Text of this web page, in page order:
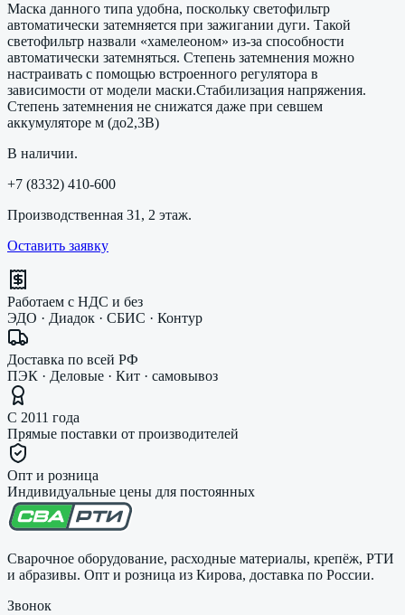
Маска данного типа удобна, поскольку светофильтр
автоматически затемняется при зажигании дуги. Такой
светофильтр назвали «хамелеоном» из-за способности
автоматически затемняться. Степень затемнения можно
настраивать с помощью встроенного регулятора в
зависимости от модели маски.Стабилизация напряжения.
Степень затемнения не снижатся даже при севшем
аккумуляторе м (до2,3В)
В наличии.
+7 (8332) 410-600
Производственная 31, 2 этаж.
Оставить заявку
Работаем с НДС и без
ЭДО · Диадок · СБИС · Контур
Доставка по всей РФ
ПЭК · Деловые · Кит · самовывоз
С 2011 года
Прямые поставки от производителей
Опт и розница
Индивидуальные цены для постоянных
Сварочное оборудование, расходные материалы, крепёж, РТИ
и абразивы. Опт и розница из Кирова, доставка по России.
Звонок